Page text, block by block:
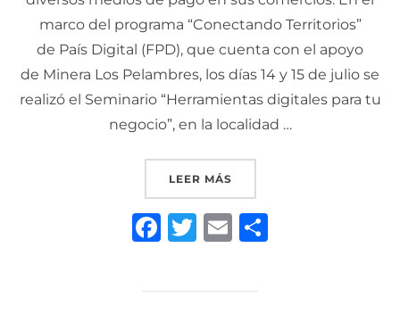
marco del programa “Conectando Territorios”
de País Digital (FPD), que cuenta con el apoyo
de Minera Los Pelambres, los días 14 y 15 de julio se
realizó el Seminario “Herramientas digitales para tu
negocio”, en la localidad …
LEER MÁS«“CONECTANDO
F
c
T
it
E
ai